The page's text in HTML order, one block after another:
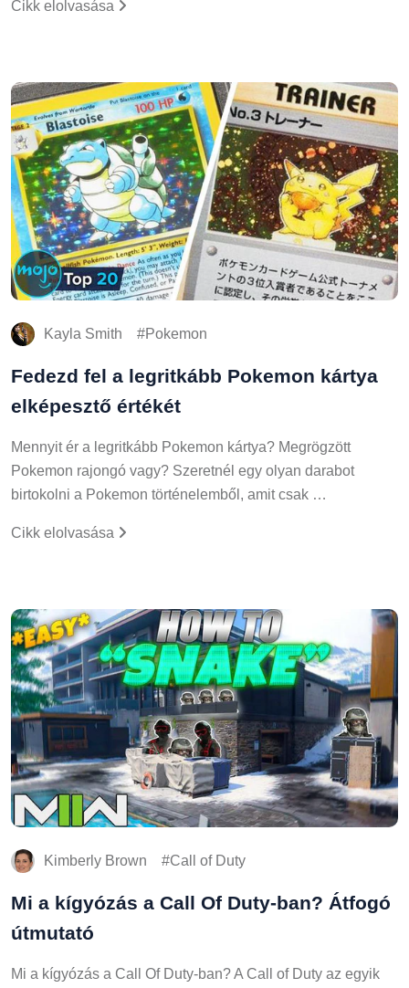
Cikk elolvasása
Kayla Smith Pokemon
Fedezd fel a legritkább Pokemon kártya
elképesztő értékét
Mennyit ér a legritkább Pokemon kártya? Megrögzött
Pokemon rajongó vagy? Szeretnél egy olyan darabot
birtokolni a Pokemon történelemből, amit csak …
Cikk elolvasása
Kimberly Brown Call of Duty
Mi a kígyózás a Call Of Duty-ban? Átfogó
útmutató
Mi a kígyózás a Call Of Duty-ban? A Call of Duty az egyik